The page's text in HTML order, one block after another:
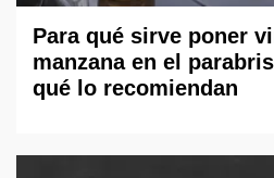
Para qué sirve poner
manzana en el
qué lo recomiendan